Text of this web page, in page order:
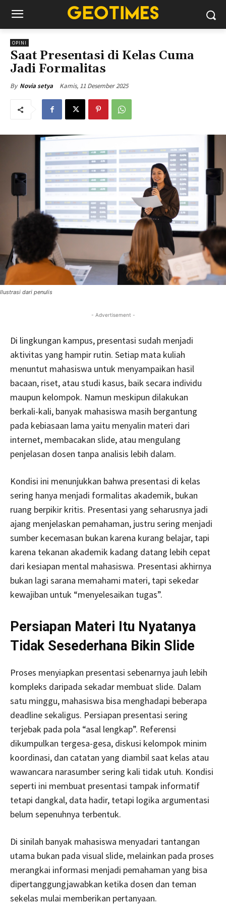
OPINI
Saat Presentasi di Kelas Cuma
Jadi Formalitas
By Novia setya Kamis, 11 Desember 2025
Ilustrasi dari penulis
- Advertisement -
Di lingkungan kampus, presentasi sudah menjadi
aktivitas yang hampir rutin. Setiap mata kuliah
menuntut mahasiswa untuk menyampaikan hasil
bacaan, riset, atau studi kasus, baik secara individu
maupun kelompok. Namun meskipun dilakukan
berkali-kali, banyak mahasiswa masih bergantung
pada kebiasaan lama yaitu menyalin materi dari
internet, membacakan slide, atau mengulang
penjelasan dosen tanpa analisis lebih dalam.
Kondisi ini menunjukkan bahwa presentasi di kelas
sering hanya menjadi formalitas akademik, bukan
ruang berpikir kritis. Presentasi yang seharusnya jadi
ajang menjelaskan pemahaman, justru sering menjadi
sumber kecemasan bukan karena kurang belajar, tapi
karena tekanan akademik kadang datang lebih cepat
dari kesiapan mental mahasiswa. Presentasi akhirnya
bukan lagi sarana memahami materi, tapi sekedar
kewajiban untuk “menyelesaikan tugas”.
Persiapan Materi Itu Nyatanya
Tidak Sesederhana Bikin Slide
Proses menyiapkan presentasi sebenarnya jauh lebih
kompleks daripada sekadar membuat slide. Dalam
satu minggu, mahasiswa bisa menghadapi beberapa
deadline sekaligus. Persiapan presentasi sering
terjebak pada pola “asal lengkap”. Referensi
dikumpulkan tergesa-gesa, diskusi kelompok minim
koordinasi, dan catatan yang diambil saat kelas atau
wawancara narasumber sering kali tidak utuh. Kondisi
seperti ini membuat presentasi tampak informatif
tetapi dangkal, data hadir, tetapi logika argumentasi
belum sepenuhnya terbentuk.
Di sinilah banyak mahasiswa menyadari tantangan
utama bukan pada visual slide, melainkan pada proses
merangkai informasi menjadi pemahaman yang bisa
dipertanggungjawabkan ketika dosen dan teman
sekelas mulai memberikan pertanyaan.